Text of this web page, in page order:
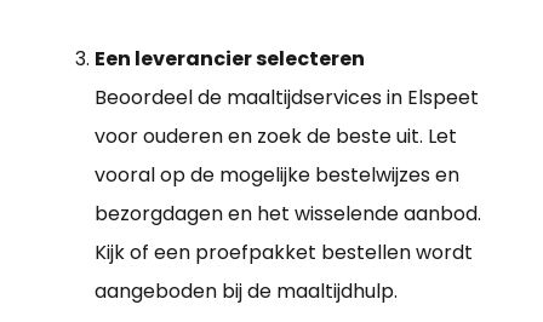
Een leverancier selecteren
Beoordeel de maaltijdservices in Elspeet
voor ouderen en zoek de beste uit. Let
vooral op de mogelijke bestelwijzes en
bezorgdagen en het wisselende aanbod.
Kijk of een proefpakket bestellen wordt
aangeboden bij de maaltijdhulp.